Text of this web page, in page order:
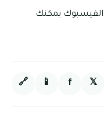
يمكنك
𝕏
f
📱
🔗